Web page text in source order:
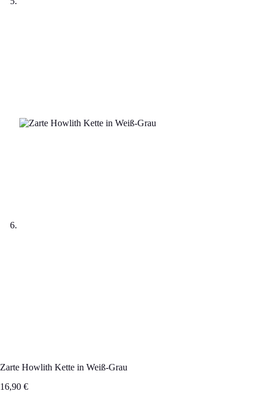
Zarte Howlith Kette in Weiß-Grau
16,90 €